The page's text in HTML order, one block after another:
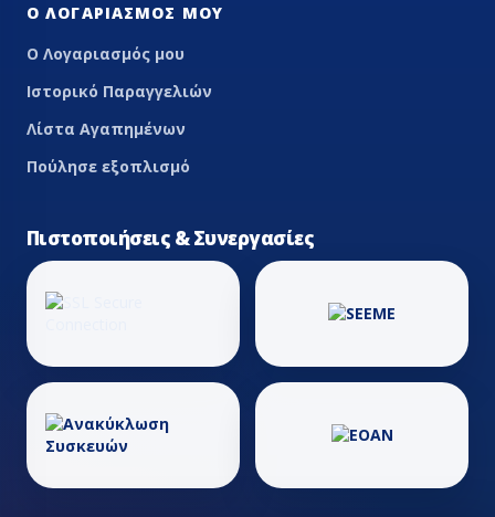
Ο ΛΟΓΑΡΙΑΣΜΌΣ ΜΟΥ
Ο Λογαριασμός μου
Ιστορικό Παραγγελιών
Λίστα Αγαπημένων
Πούλησε εξοπλισμό
Πιστοποιήσεις & Συνεργασίες